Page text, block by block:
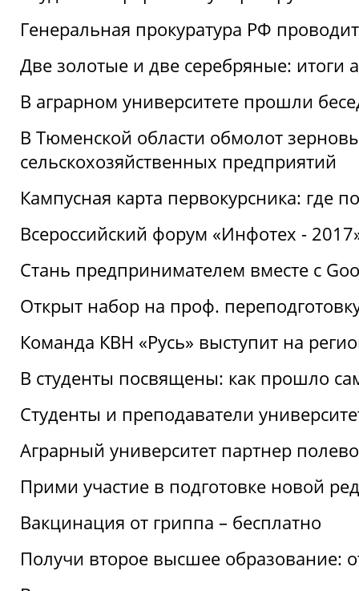
Генеральная прокуратура РФ
Две золотые и две серебряные:
В аграрном университете прошли
В Тюменской области обмолот
сельскохозяйственных предприятий
Кампусная карта первокурсника: где
Всероссийский форум «Инфотех -
Стань предпринимателем вместе с
Открыт набор на проф.
Команда КВН «Русь» выступит на
В студенты посвящены: как прошло
Студенты и преподаватели
Аграрный университет партнер
Прими участие в подготовке новой
Вакцинация от гриппа – бесплатно
Получи второе высшее образование: